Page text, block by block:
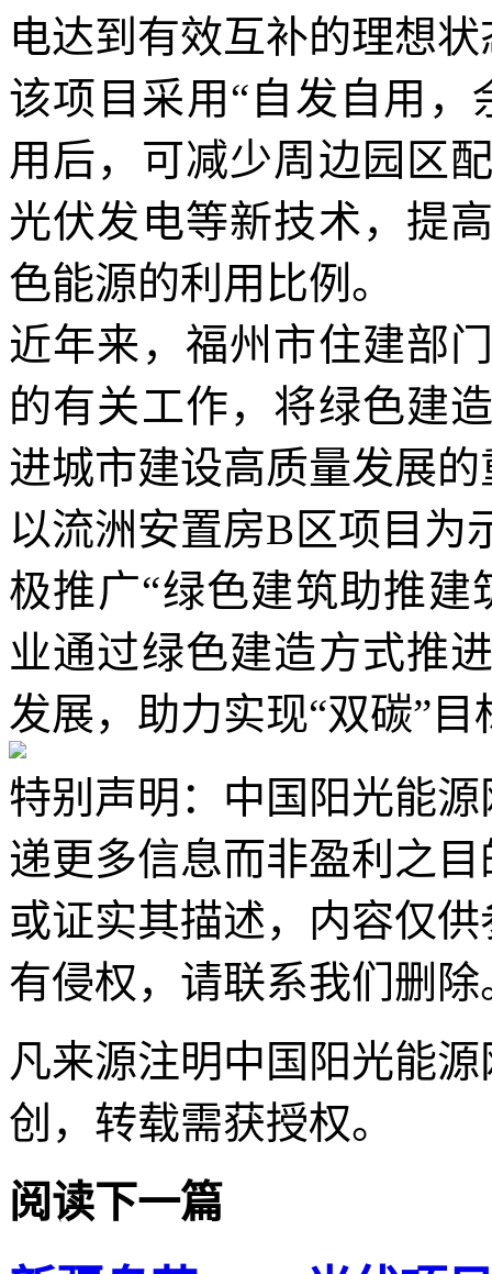
电达到有效互补的理想状
该项目采用“自发自用
用后，可减少周边园区
光伏发电等新技术，提
色能源的利用比例。
近年来，福州市住建部
的有关工作，将绿色建
进城市建设高质量发展
以流洲安置房B区项目为
极推广“绿色建筑助推
业通过绿色建造方式推
发展，助力实现“双碳”目
特别声明：中国阳光能
递更多信息而非盈利之
或证实其描述，内容仅
有侵权，请联系我们删除
凡来源注明中国阳光能
创，转载需获授权。
阅读下一篇